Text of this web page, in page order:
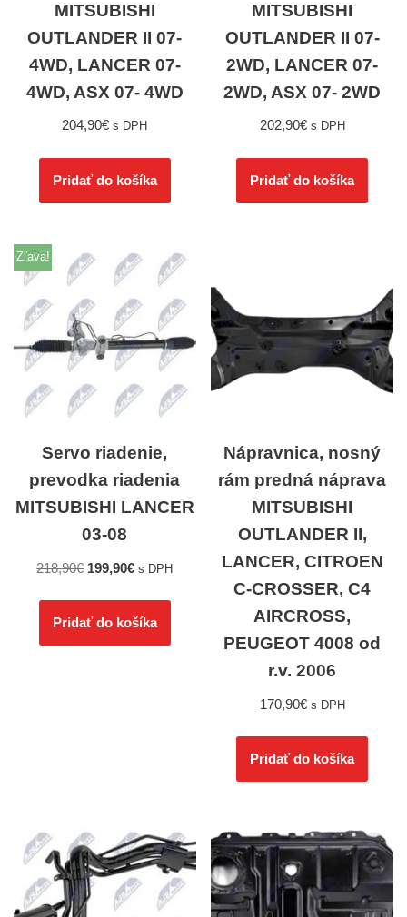
MITSUBISHI
OUTLANDER II 07-
4WD, LANCER 07-
4WD, ASX 07- 4WD
204,90€ s DPH
Pridať do košíka
MITSUBISHI
OUTLANDER II 07-
2WD, LANCER 07-
2WD, ASX 07- 2WD
202,90€ s DPH
Pridať do košíka
Zľava!
Servo riadenie,
prevodka riadenia
MITSUBISHI LANCER
03-08
218,90€ 199,90€ s DPH
Pridať do košíka
Nápravnica, nosný
rám predná náprava
MITSUBISHI
OUTLANDER II,
LANCER, CITROEN
C-CROSSER, C4
AIRCROSS,
PEUGEOT 4008 od
r.v. 2006
170,90€ s DPH
Pridať do košíka